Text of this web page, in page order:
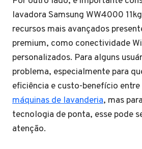
lavadora Samsung WW4000
recursos mais avançados
premium, como conectividade
personalizados. Para alguns
problema, especialmente para
eficiência e custo-benefício entre
máquinas de lavanderia, mas
tecnologia de ponta, esse pode
atenção.